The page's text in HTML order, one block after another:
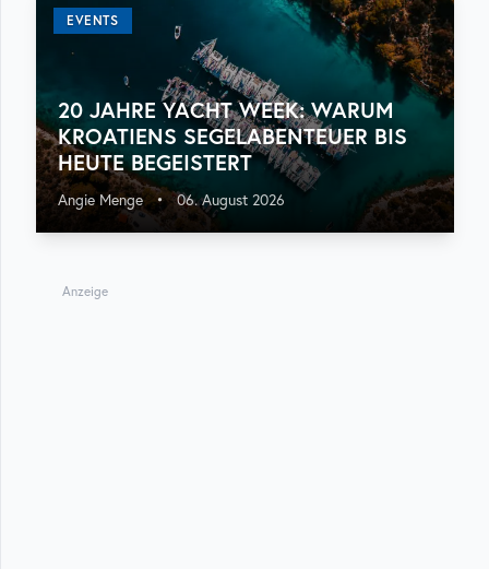
EVENTS
20 JAHRE YACHT WEEK: WARUM
KROATIENS SEGELABENTEUER BIS
HEUTE BEGEISTERT
Angie Menge • 06. August 2026
Anzeige